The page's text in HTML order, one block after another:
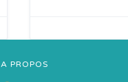
A PROPOS